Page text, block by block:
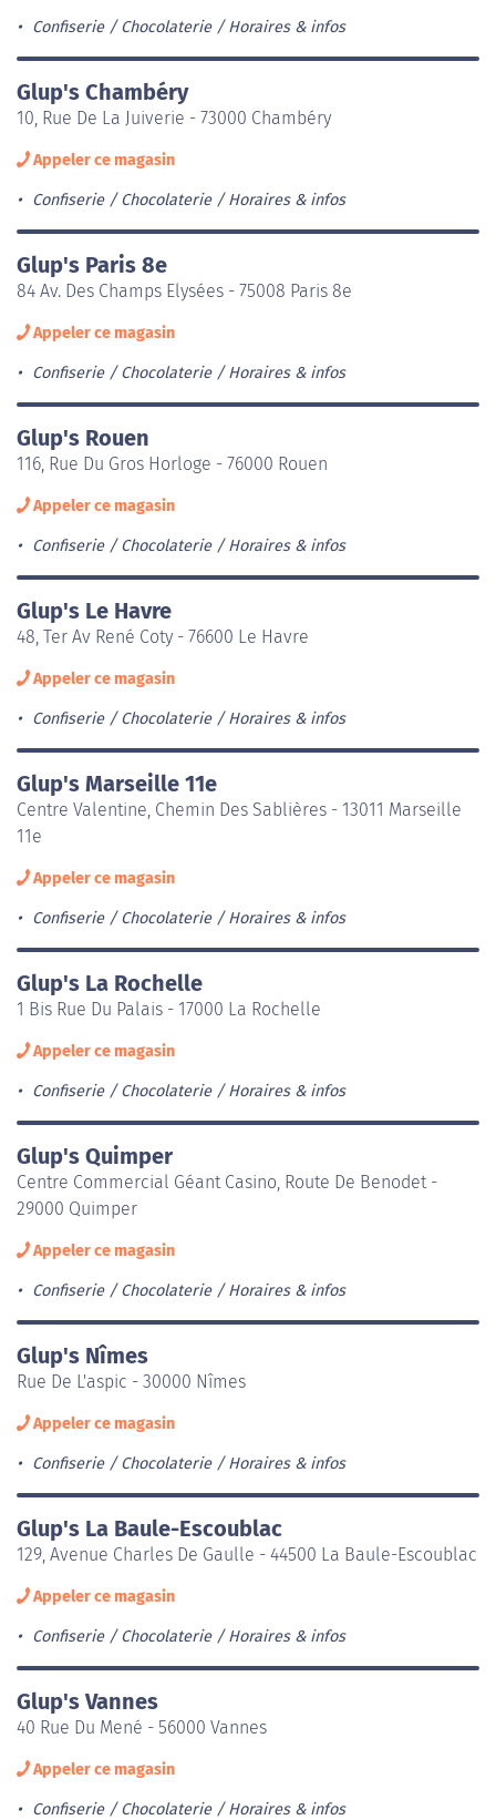
Confiserie / Chocolaterie Horaires & infos
Glup's Chambéry
10, Rue De La Juiverie - 73000 Chambéry
Appeler ce magasin
Confiserie / Chocolaterie Horaires & infos
Glup's Paris 8e
84 Av. Des Champs Elysées - 75008 Paris 8e
Appeler ce magasin
Confiserie / Chocolaterie Horaires & infos
Glup's Rouen
116, Rue Du Gros Horloge - 76000 Rouen
Appeler ce magasin
Confiserie / Chocolaterie Horaires & infos
Glup's Le Havre
48, Ter Av René Coty - 76600 Le Havre
Appeler ce magasin
Confiserie / Chocolaterie Horaires & infos
Glup's Marseille 11e
Centre Valentine, Chemin Des Sablières - 13011 Marseille
11e
Appeler ce magasin
Confiserie / Chocolaterie Horaires & infos
Glup's La Rochelle
1 Bis Rue Du Palais - 17000 La Rochelle
Appeler ce magasin
Confiserie / Chocolaterie Horaires & infos
Glup's Quimper
Centre Commercial Géant Casino, Route De Benodet -
29000 Quimper
Appeler ce magasin
Confiserie / Chocolaterie Horaires & infos
Glup's Nîmes
Rue De L'aspic - 30000 Nîmes
Appeler ce magasin
Confiserie / Chocolaterie Horaires & infos
Glup's La Baule-Escoublac
129, Avenue Charles De Gaulle - 44500 La Baule-Escoublac
Appeler ce magasin
Confiserie / Chocolaterie Horaires & infos
Glup's Vannes
40 Rue Du Mené - 56000 Vannes
Appeler ce magasin
Confiserie / Chocolaterie Horaires & infos